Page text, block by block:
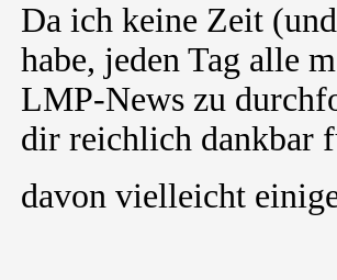
Da ich keine Zeit
habe, jeden Tag alle
LMP-News zu
dir reichlich dankbar
davon vielleicht